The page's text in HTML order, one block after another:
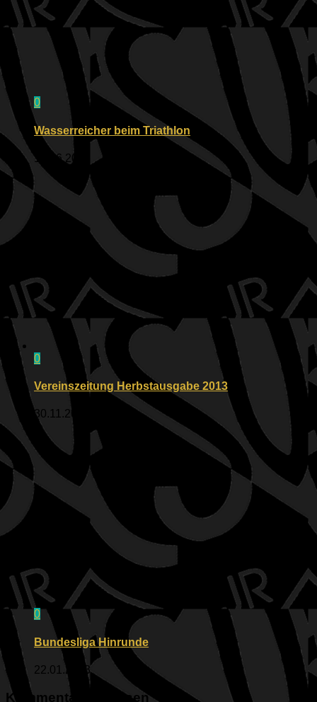
0
Wasserreicher beim Triathlon
14.06.2026
0
Vereinszeitung Herbstausgabe 2013
30.11.2013
0
Bundesliga Hinrunde
22.01.2023
Kommentar verfassen